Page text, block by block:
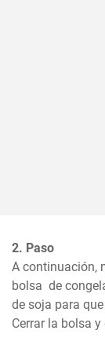
2. Paso
A continuación,
bolsa  de
de soja para
Cerrar la bolsa